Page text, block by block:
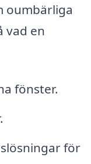
oumbärliga
vad en
fönster.
för